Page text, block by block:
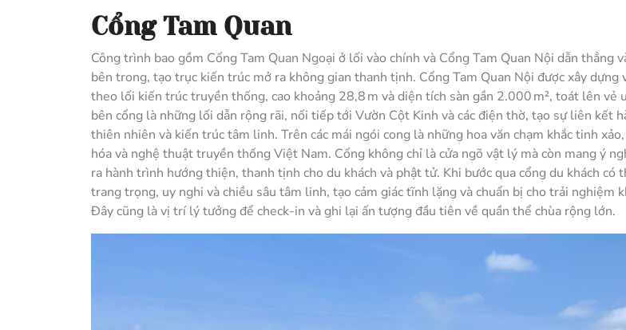
Cổng Tam Quan
Công trình bao gồm Cổng Tam Quan Ngoại ở lối vào chính và Cổng Tam Quan Nội dẫn thẳng
bên trong, tạo trục kiến trúc mở ra không gian thanh tịnh. Cổng Tam Quan Nội được xây dựng
theo lối kiến trúc truyền thống, cao khoảng 28,8 m và diện tích sàn gần 2.000 m², toát lên vẻ
bên cổng là những lối dẫn rộng rãi, nối tiếp tới Vườn Cột Kinh và các điện thờ, tạo sự liên kết
thiên nhiên và kiến trúc tâm linh. Trên các mái ngói cong là những hoa văn chạm khắc tinh
hóa và nghệ thuật truyền thống Việt Nam. Cổng không chỉ là cửa ngõ vật lý mà còn mang ý
ra hành trình hướng thiện, thanh tịnh cho du khách và phật tử. Khi bước qua cổng du khách có
trang trọng, uy nghi và chiều sâu tâm linh, tạo cảm giác tĩnh lặng và chuẩn bị cho trải nghiệm
Đây cũng là vị trí lý tưởng để check-in và ghi lại ấn tượng đầu tiên về quần thể chùa rộng lớn.